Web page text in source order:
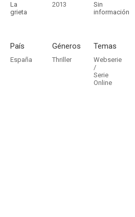
La
grieta
2013
Sin
información
País
España
Géneros
Thriller
Temas
Webserie
/
Serie
Online